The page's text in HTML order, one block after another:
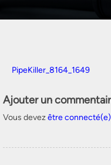
Actualités
PipeKiller_8164_1649
Ajouter un
Vous devezêtre connecté(e)